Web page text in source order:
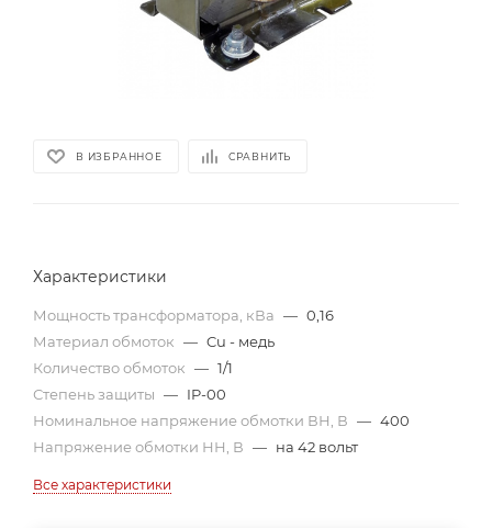
В ИЗБРАННОЕ СРАВНИТЬ
Характеристики
Мощность трансформатора, кВа — 0,16
Материал обмоток — Cu - медь
Количество обмоток — 1/1
Степень защиты — IP-00
Номинальное напряжение обмотки ВН, В — 400
Напряжение обмотки НН, В — на 42 вольт
Все характеристики